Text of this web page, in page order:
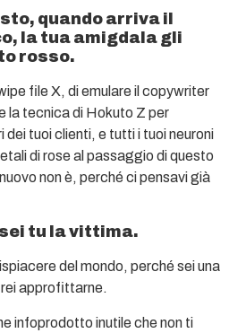
quando arriva il
la tua amigdala gli
rosso.
file X, di emulare il copywriter
la tecnica di Hokuto Z per
dei tuoi clienti, e tutti i tuoi neuroni
di rose al passaggio di questo
non è, perché ci pensavi già
tu la vittima.
del mondo, perché sei una
approfittarne.
infoprodotto inutile che non ti